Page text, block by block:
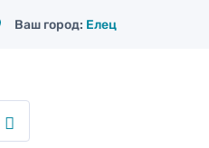
Ваш город: Елец